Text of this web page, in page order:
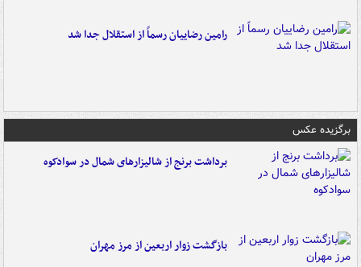
رامین رضاییان رسماً از استقلال جدا شد
برگزیده عکس
برداشت برنج از شالیزارهای شمال در سوادکوه
بازگشت زوار اربعین از مرز مهران